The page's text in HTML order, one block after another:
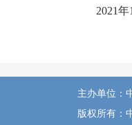
2021年1月
主办单位：
版权所有：